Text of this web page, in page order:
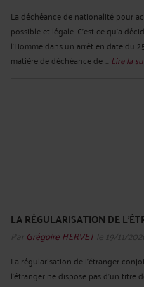
La déchéance de nationalité pour
possible et légale. C'est ce qu'a
l’Homme dans un arrêt en date du
matière de déchéance de ... Lire la
LA RÉGULARISATION DE
Par Grégoire HERVETle 19/11/
La régularisation de l'étranger
l'étranger ne dispose pas d'un titre